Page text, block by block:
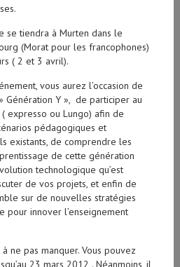
se tiendra à Murten dans le
(Morat pour les francophones)
( 2 et 3 avril).
vous aurez l’occasion de
Génération Y », de participer au
( expresso ou Lungo) afin de
pédagogiques et
existants, de comprendre les
de cette génération
technologique qu’est
de vos projets, et enfin de
sur de nouvelles stratégies
pour innover l’enseignement
ne pas manquer. Vous pouvez